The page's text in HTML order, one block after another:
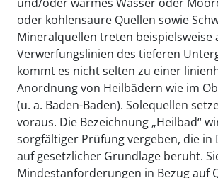
oder kohlensaure Quellen sowie
Mineralquellen treten beispielsweise
Verwerfungslinien des tieferen
kommt es nicht selten zu einer
Anordnung von Heilbädern wie im
(u. a. Baden-Baden). Solequellen
voraus. Die Bezeichnung „Heilbad“
sorgfältiger Prüfung vergeben, die in
auf gesetzlicher Grundlage beruht.
Mindestanforderungen in Bezug auf